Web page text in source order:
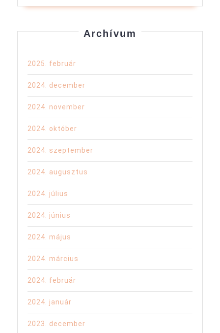
Archívum
2025. február
2024. december
2024. november
2024. október
2024. szeptember
2024. augusztus
2024. július
2024. június
2024. május
2024. március
2024. február
2024. január
2023. december